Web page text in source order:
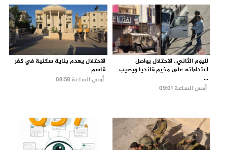
لليوم الثاني.. الاحتلال يواصل
اعتداءاته على مخيم قلنديا ويصيب
...
أمس الساعة 09:01
الاحتلال يهدم بناية سكنية في كفر
قاسم
أمس الساعة 08:58